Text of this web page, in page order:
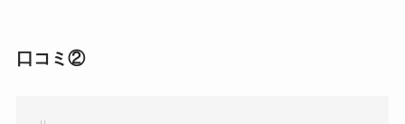
口コミ②